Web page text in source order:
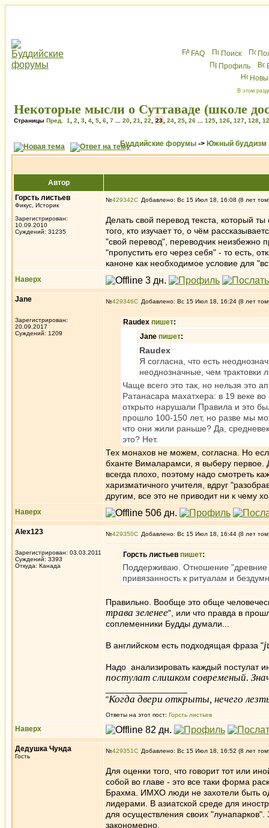
FAQ Поиск
Профиль
В этом
Некоторые мысли о Суттаваде (школе
Страницы Пред. 1 2 3 4 5 6 7 20 21 22 23 24 25 26 125 126 127 128
Буддийские форумы -> Южный буддизм
Автор
Горсть листьев
Фикус, Историк
Зарегистрирован:
10.09.2010
Суждений: 31235
№429342 Добавлено: Вс 15 Июл 18, 16:08 (8 лет
Делать свой перевод текста, который
того, кто изучает то, о чём
"свой перевод", переводчик неизбежно
"пропустить его через себя" - то есть,
каноне как необходимое условие для
Наверх
Jane
Зарегистрирован:
20.09.2017
Суждений: 1209
№429346 Добавлено: Вс 15 Июл 18, 16:24 (8 лет
Raudex пишет:
Jane пишет:
Raudex
Я согласна, что есть
неоднозначные, чем
Чаще всего это так, но нельзя это
Ратанасара махатхера: в 19 веке
открыто нарушали Правила и это
прошло 100-150 лет, но разве мы
что они жили раньше? Да,
это? Нет.
Тех монахов не можем, согласна. Но
бханте Вималарамси, я выберу первое.
всегда плохо, поэтому надо смотреть
харизматичного учителя, вдруг
другим, все это не приводит ни к чему
Наверх
Alex123
Зарегистрирован: 03.03.2011
Суждений: 3393
Откуда: Канада
№429350 Добавлено: Вс 15 Июл 18, 16:44 (8 лет
Горсть листьев пишет:
Поддерживаю. Отношение "древние
привязанность к ритуалам и
Правильно. Вообще это обще
трава зеленее", или что правда в
соплеменники Будды думали...
В английском есть подходящая фраза "
Надо анализировать каждый постулат
постулат слишком современый.
"Когда двери открыты, нечего
Ответы на этот пост: Горсть листьев
Наверх
Дедушка Чунда
Гость
№429351 Добавлено: Вс 15 Июл 18, 16:52 (8 лет
Для оценки того, что говорит тот или
собой во главе - это все таки форма
Брахма. ИМХО люди не захотели быть
лидерами. В азиатской среде для
для осуществления своих "лунапарков".
закономерно.